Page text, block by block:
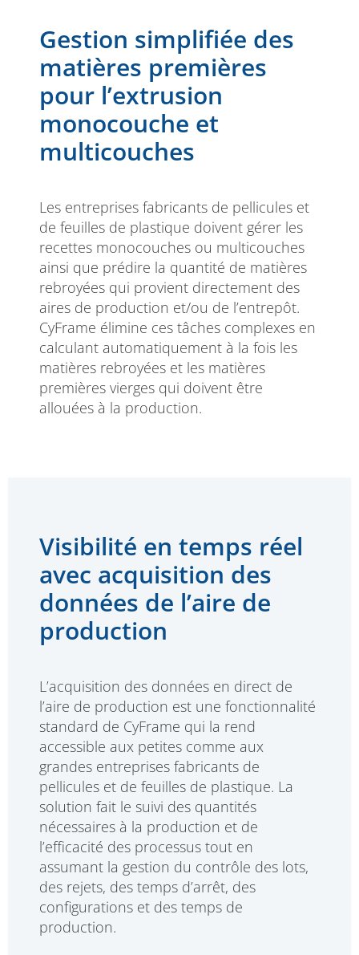
Gestion simplifiée des
matières premières
pour l’extrusion
monocouche et
multicouches
Les entreprises fabricants de pellicules et
de feuilles de plastique doivent gérer les
recettes monocouches ou multicouches
ainsi que prédire la quantité de matières
rebroyées qui provient directement des
aires de production et/ou de l’entrepôt.
CyFrame élimine ces tâches complexes en
calculant automatiquement à la fois les
matières rebroyées et les matières
premières vierges qui doivent être
allouées à la production.
Visibilité en temps réel
avec acquisition des
données de l’aire de
production
L’acquisition des données en direct de
l’aire de production est une fonctionnalité
standard de CyFrame qui la rend
accessible aux petites comme aux
grandes entreprises fabricants de
pellicules et de feuilles de plastique. La
solution fait le suivi des quantités
nécessaires à la production et de
l’efficacité des processus tout en
assumant la gestion du contrôle des lots,
des rejets, des temps d’arrêt, des
configurations et des temps de
production.